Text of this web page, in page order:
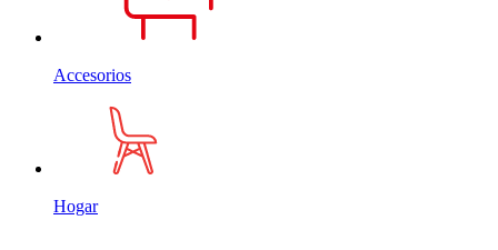
Accesorios
Hogar